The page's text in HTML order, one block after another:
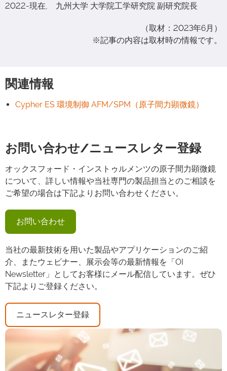
2022-現在, 九州大学 大学院工学研究院 副研究院長
（取材：2023年6月）
※記事の内容は取材時の情報です。
関連情報
Cypher ES 環境制御 AFM/SPM（原子間力顕微鏡）
お問い合わせ/ニュースレター登録
オックスフォード・インストゥルメンツの原子間力顕微鏡
について、詳しい情報や当社専門の製品担当とのご相談を
ご希望の場合は下記よりお問い合わせください。
お問い合わせ
当社の最新技術を用いた製品やアプリケーションのご紹
介、またウェビナー、展示会等の最新情報を「OI
Newsletter」としてお客様にメール配信しています。ぜひ
下記よりご登録ください。
ニュースレター登録